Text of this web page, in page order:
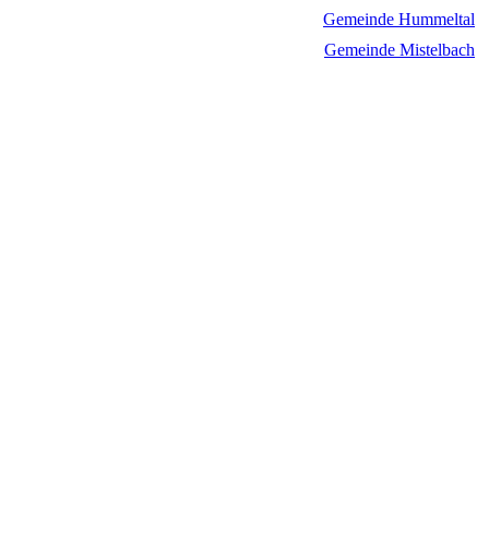
Gemeinde Hummeltal
Gemeinde Mistelbach